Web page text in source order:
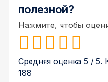
полезной?
Нажмите, чтобы
Средняя оценка5 / 5.
188